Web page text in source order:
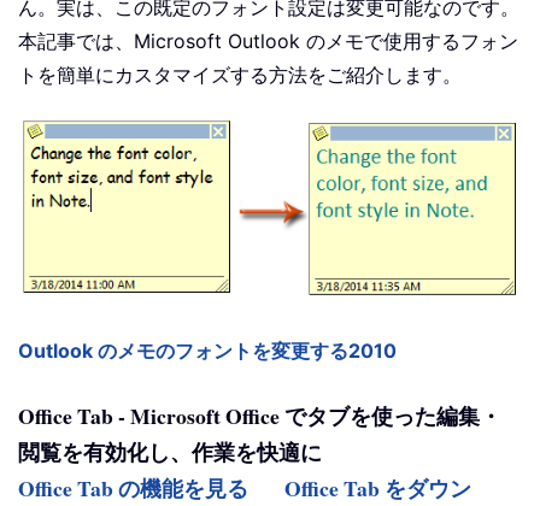
ん。実は、この既定のフォント設定は変更可能なのです。
本記事では、Microsoft Outlook のメモで使用するフォン
トを簡単にカスタマイズする方法をご紹介します。
Outlook のメモのフォントを変更する2010
Office Tab - Microsoft Office でタブを使った編集・
閲覧を有効化し、作業を快適に
Office Tab の機能を見る
Office Tab をダウン